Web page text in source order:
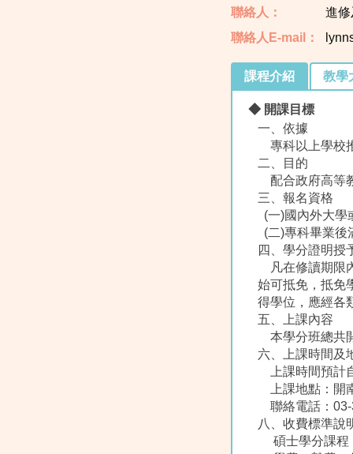
聯絡人：
進
聯絡人E-mail：
課程介紹 教學
◆ 開課目標
一、依據
專科以上學校
二、目的
配合政府高等
三、報名資格
(一)國內外大學
(二)專科畢業後
四、學分證明授
凡在修讀期限
始可抵免，抵免
得學位，應經各
五、上課內容
本學分班總共
六、上課時間及
上課時間預計
上課地點：開
聯絡電話：03-
八、收費標準說
碩士學分課程